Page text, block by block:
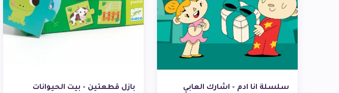
سلسلة انا ادم - اشارك العابي بازل قطعتين - بيت الحيوانات